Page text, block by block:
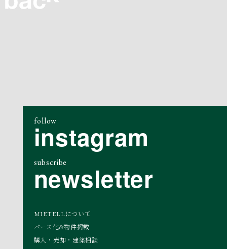
follow
instagram
subscribe
newsletter
MIETELLについて
パース化&物件掲載
購入・売却・建築相談